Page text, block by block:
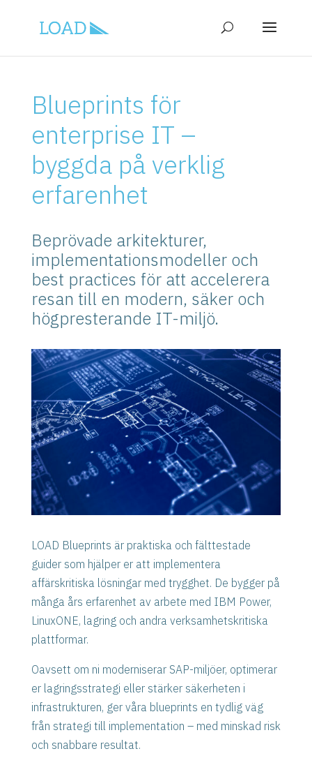
Blueprints för
enterprise IT –
byggda på verklig
erfarenhet
Beprövade arkitekturer,
implementationsmodeller och
best practices för att accelerera
resan till en modern, säker och
högpresterande IT-miljö.
LOAD Blueprints är praktiska och fälttestade
guider som hjälper er att implementera
affärskritiska lösningar med trygghet. De bygger på
många års erfarenhet av arbete med IBM Power,
LinuxONE, lagring och andra verksamhetskritiska
plattformar.
Oavsett om ni moderniserar SAP-miljöer, optimerar
er lagringsstrategi eller stärker säkerheten i
infrastrukturen, ger våra blueprints en tydlig väg
från strategi till implementation – med minskad risk
och snabbare resultat.